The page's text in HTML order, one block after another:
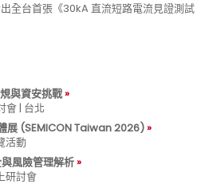
全台首張《30kA 直流短路電流見證測試
與資安挑戰
會 | 台北
展 (SEMICON Taiwan 2026)
活動
風險管理解析
研討會